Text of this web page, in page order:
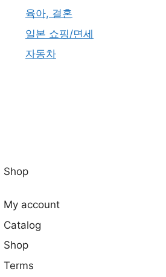
육아, 결혼
일본 쇼핑/면세
자동차
Shop
My account
Catalog
Shop
Terms